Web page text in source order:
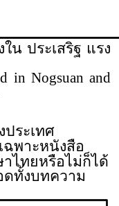
ประเสริฐ แรง
Nogsuan and
ประเทศ
ฉพาะหนังสือ
ไทยหรือไม่ก็ได้
ดทั้งบทความ